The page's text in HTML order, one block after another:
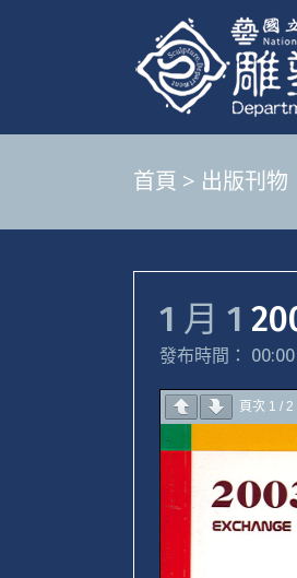
首頁 > 出版刊物
1 月 1
發布時間： 00:00
頁次 1 / 2